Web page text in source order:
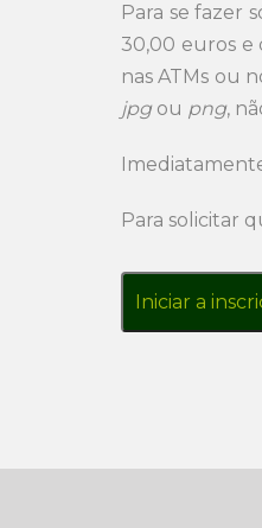
Para se fazer
30,00 euros e
nas ATMs ou
jpgou png,
Para solicitar
Iniciar a